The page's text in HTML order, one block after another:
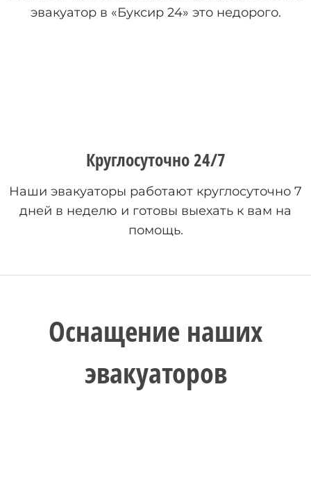
эвакуатор в «Буксир 24» это недорого.
Круглосуточно 24/7
Наши эвакуаторы работают круглосуточно 7
дней в неделю и готовы выехать к вам на
помощь.
Оснащение наших
эвакуаторов